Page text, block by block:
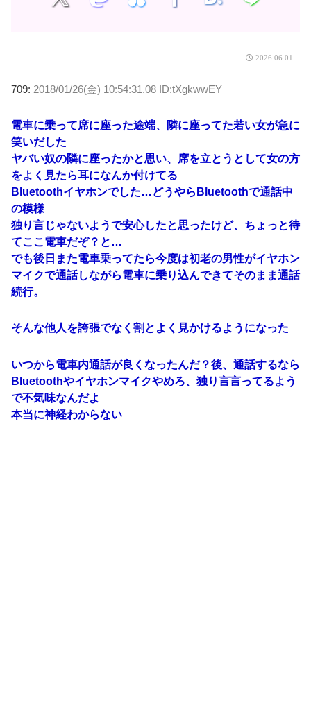
2026.06.01
709: 2018/01/26(金) 10:54:31.08 ID:tXgkwwEY
電車に乗って席に座った途端、隣に座ってた若い女が急に
笑いだした
ヤバい奴の隣に座ったかと思い、席を立とうとして女の方
をよく見たら耳になんか付けてる
Bluetoothイヤホンでした…どうやらBluetoothで通話中
の模様
独り言じゃないようで安心したと思ったけど、ちょっと待
てここ電車だぞ？と…
でも後日また電車乗ってたら今度は初老の男性がイヤホン
マイクで通話しながら電車に乗り込んできてそのまま通話
続行。
そんな他人を誇張でなく割とよく見かけるようになった
いつから電車内通話が良くなったんだ？後、通話するなら
Bluetoothやイヤホンマイクやめろ、独り言言ってるよう
で不気味なんだよ
本当に神経わからない